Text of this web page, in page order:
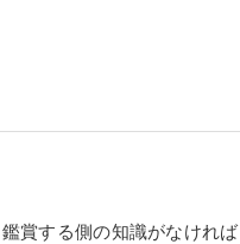
賞する側の知識がなければ